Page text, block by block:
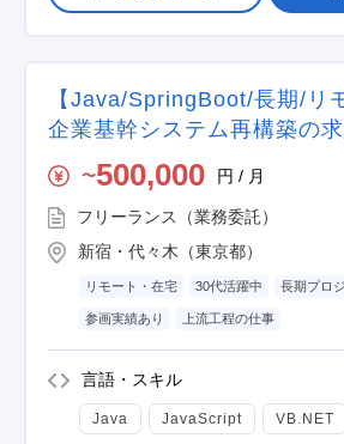
【Java/SpringBoot/長期/リ
企業基幹システム再構築の
〜500,000 円 / 月
フリーランス（業務委託）
新宿・代々木（東京都）
リモート・在宅 30代活躍中 長期プロ
参画実績あり 上流工程の仕事
言語・スキル
Java JavaScript VB.NET